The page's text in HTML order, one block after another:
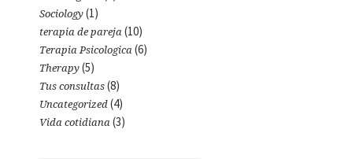
Sociology(1)
terapia de pareja(10)
Terapia Psicologica(6)
Therapy(5)
Tus consultas(8)
Uncategorized(4)
Vida cotidiana(3)